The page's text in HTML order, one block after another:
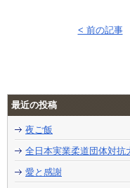
< 前の記事
最近の投稿
夜ご飯
全日本実業柔道団体対抗
愛と感謝